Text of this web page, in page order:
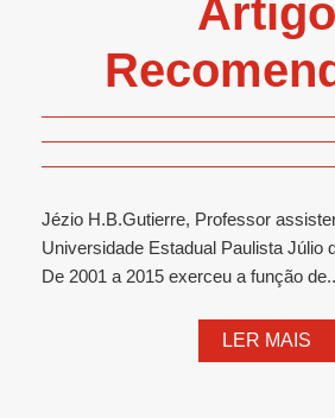
Artigo
Jézio H.B.Gutierre, Professor
Universidade Estadual Paulista Júlio
De 2001 a 2015 exerceu a função
LER MAIS